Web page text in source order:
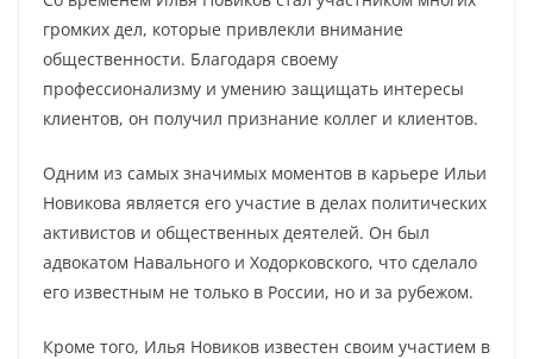
громких дел, которые привлекли внимание
общественности. Благодаря своему
профессионализму и умению защищать интересы
клиентов, он получил признание коллег и клиентов.
Одним из самых значимых моментов в карьере Ильи
Новикова является его участие в делах политических
активистов и общественных деятелей. Он был
адвокатом Навального и Ходорковского, что сделало
его известным не только в России, но и за рубежом.
Кроме того, Илья Новиков известен своим участием в